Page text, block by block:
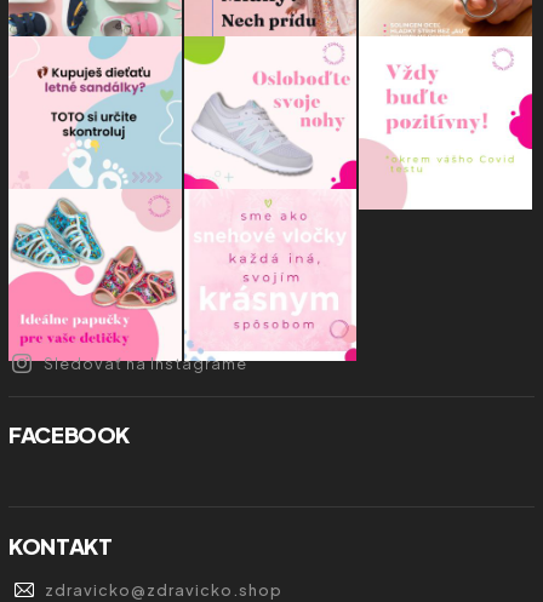
Sledovať na Instagrame
FACEBOOK
KONTAKT
zdravicko@zdravicko.shop